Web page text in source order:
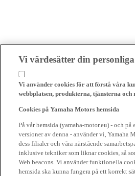
Vi värdesätter din
Vi använder cookies för att förstå våra
webbplatsen, produkterna, tjänsterna
Cookies på Yamaha Motors hemsida
På vår hemsida (yamaha-motor.eu) - och
versioner av denna - använder vi, Yamaha
dess filialer och våra närstående
inklusive tekniker som liknar cookies, så
Web beacons. Vi använder funktionella
hemsida ska kunna fungera på ett korrekt